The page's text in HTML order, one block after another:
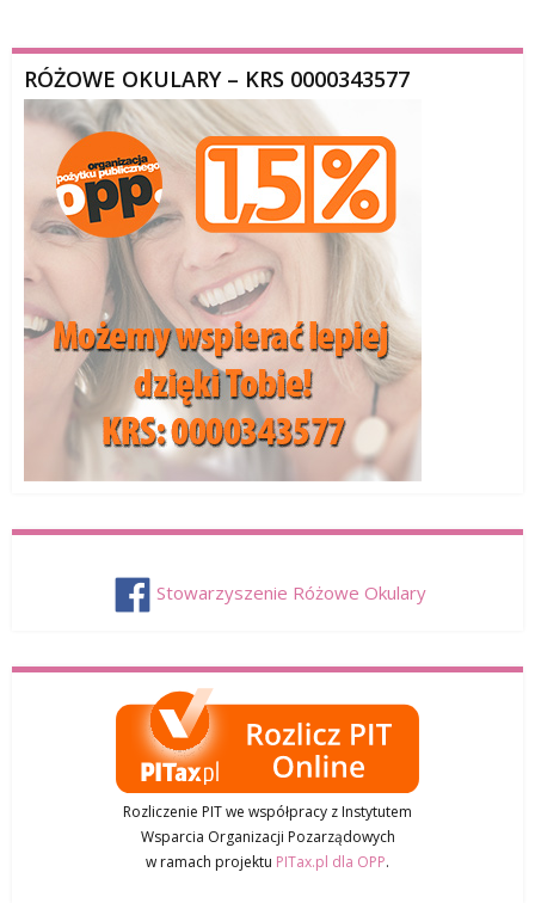
RÓŻOWE OKULARY – KRS 0000343577
Stowarzyszenie Różowe Okulary
Rozliczenie PIT we współpracy z Instytutem
Wsparcia Organizacji Pozarządowych
w ramach projektu PITax.pl dla OPP.